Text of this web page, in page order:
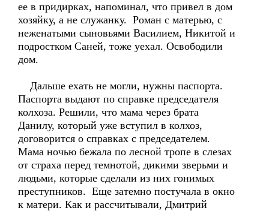
ее в придирках, напоминал, что привел в дом
хозяйку, а не служанку. Роман с матерью, с
неженатыми сыновьями Василием, Никитой и
подростком Саней, тоже уехал. Освободили
дом.
Дальше ехать не могли, нужны паспорта.
Паспорта выдают по справке председателя
колхоза. Решили, что мама через брата
Данилу, который уже вступил в колхоз,
договорится о справках с председателем.
Мама ночью бежала по лесной тропе в слезах
от страха перед темнотой, дикими зверьми и
людьми, которые сделали из них гонимых
преступников. Еще затемно постучала в окно
к матери. Как и рассчитывали, Дмитрий